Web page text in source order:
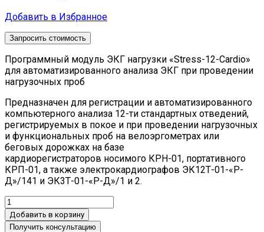
Добавить в Избранное
Запросить стоимость
Программный модуль ЭКГ нагрузки «Stress-12-Cardio»
для автоматизированного анализа ЭКГ при проведении
нагрузочных проб
Предназначен для регистрации и автоматизированного
компьютерного анализа 12-ти стандартных отведений,
регистрируемых в покое и при проведении нагрузочных
и функциональных проб на велоэргометрах или
беговых дорожках на базе
кардиорегистраторов носимого КРН-01, портативного
КРП-01, а также электрокардиографов ЭК12Т-01-«Р-
Д»/141 и ЭК3Т-01-«Р-Д»/1 и 2.
Добавить в корзину
Получить консультацию